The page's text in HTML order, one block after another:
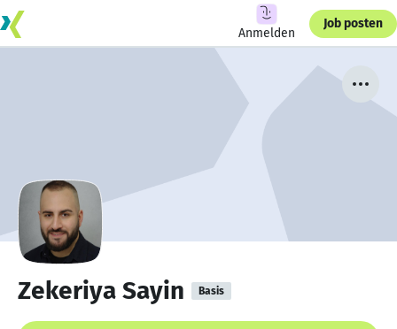
Anmelden
Job posten
Zekeriya Sayin Basis